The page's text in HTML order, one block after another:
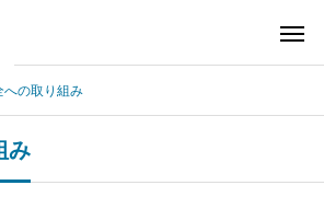
への取り組み
み